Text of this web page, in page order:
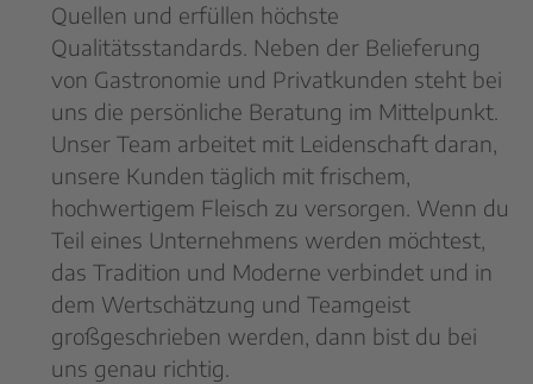
Quellen und erfüllen höchste
Qualitätsstandards. Neben der Belieferung
von Gastronomie und Privatkunden steht bei
uns die persönliche Beratung im Mittelpunkt.
Unser Team arbeitet mit Leidenschaft daran,
unsere Kunden täglich mit frischem,
hochwertigem Fleisch zu versorgen. Wenn du
Teil eines Unternehmens werden möchtest,
das Tradition und Moderne verbindet und in
dem Wertschätzung und Teamgeist
großgeschrieben werden, dann bist du bei
uns genau richtig.